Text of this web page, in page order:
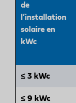
de
l’installation
solaire en
kWc
≤ 3 kWc
≤ 9 kWc